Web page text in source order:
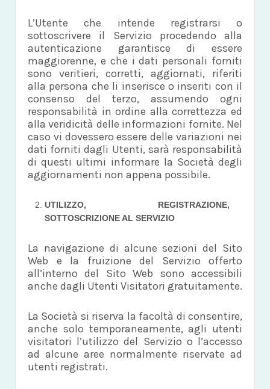
L’Utente che intende registrarsi o
sottoscrivere il Servizio procedendo alla
autenticazione garantisce di essere
maggiorenne, e che i dati personali forniti
sono veritieri, corretti, aggiornati, riferiti
alla persona che li inserisce o inseriti con il
consenso del terzo, assumendo ogni
responsabilità in ordine alla correttezza ed
alla veridicità delle informazioni fornite. Nel
caso vi dovessero essere delle variazioni nei
dati forniti dagli Utenti, sarà responsabilità
di questi ultimi informare la Società degli
aggiornamenti non appena possibile.
UTILIZZO, REGISTRAZIONE,
SOTTOSCRIZIONE AL SERVIZIO
La navigazione di alcune sezioni del Sito
Web e la fruizione del Servizio offerto
all’interno del Sito Web sono accessibili
anche dagli Utenti Visitatori gratuitamente.
La Società si riserva la facoltà di consentire,
anche solo temporaneamente, agli utenti
visitatori l’utilizzo del Servizio o l’accesso
ad alcune aree normalmente riservate ad
utenti registrati.